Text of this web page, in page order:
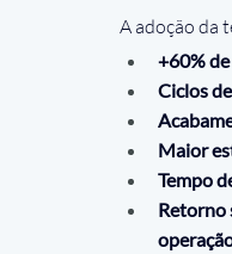
A adoção da
+60%
Ciclos
Maior
Tempo
Retorno